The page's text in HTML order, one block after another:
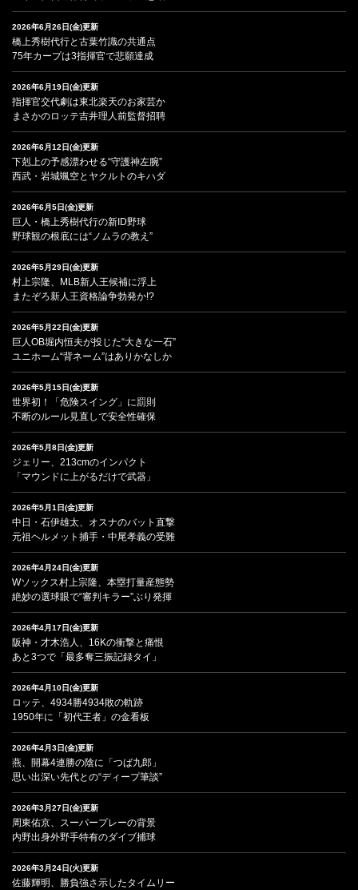
2026年6月26日(金)更新
橋上秀樹代行と古葉竹識の共通点
75年カープは3指揮官で悲願達成
2026年6月19日(金)更新
指揮官交代劇は東北楽天のお家芸か
まさかのロッテ吉井理人前監督招聘
2026年6月12日(金)更新
下剋上の予感漂わせる“守護神左腕”
西武・岩城颯空とヤクルトのキハダ
2026年6月5日(金)更新
巨人・橋上秀樹代行の新ID野球
野球観の根底には“ノムラの教え”
2026年5月29日(金)更新
村上宗隆、MLB新人王候補に浮上
またぞろ新人王資格論争勃発か!?
2026年5月22日(金)更新
巨人OB堀内恒夫が投じた“大きな一石”
ユニホーム“背ネーム”はありかなしか
2026年5月15日(金)更新
世界初！「危険スイング」に罰則
不断のルール見直しで安全性確保
2026年5月8日(金)更新
ジェリー、213cmのインパクト
「マウンドに上がるだけで武器」
2026年5月1日(金)更新
中日・石伊雄太、オスナのバット直撃
元祖ヘルメット捕手・中尾孝義の受難
2026年4月24日(金)更新
Wソックス村上宗隆、本塁打量産態勢
絶妙の選球眼で“審判キラー”ぶり発揮
2026年4月17日(金)更新
阪神・才木浩人、16Kの衝撃と痛恨
あと3つで「最多奪三振記録タイ」
2026年4月10日(金)更新
ロッテ、4934勝4934敗の軌跡
1950年に「初代王者」の金看板
2026年4月3日(金)更新
燕、開幕4連勝の陰に「つば九郎」
思い出深い先代との“ディープ筆談”
2026年3月27日(金)更新
周東佑京、スーパープレーの背景
内野出身外野手特有のダイブ捕球
2026年3月24日(火)更新
佐藤輝明、勝負強さ示したタイムリー